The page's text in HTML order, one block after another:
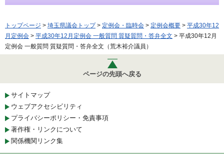
トップページ > 埼玉県議会トップ> 定例会・臨時会 > 定例会概要 > 平成30年12
月定例会 > 平成30年12月定例会 一般質問 質疑質問・答弁全文 > 平成30年12月
定例会 一般質問 質疑質問・答弁全文（荒木裕介議員）
ページの先頭へ戻る
サイトマップ
ウェブアクセシビリティ
プライバシーポリシー・免責事項
著作権・リンクについて
関係機関リンク集